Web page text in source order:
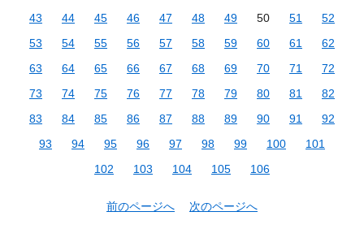
43
44 45 46 47 48 49 50 51
52
53
54 55 56 57 58 59 60 61
62
63
64 65 66 67 68 69 70 71
72
73
74 75 76 77 78 79 80 81
82
83
84 85 86 87 88 89 90 91
92
93
94 95 96 97 98 99 100
101
102
103 104 105 106
前のページへ 次のページへ